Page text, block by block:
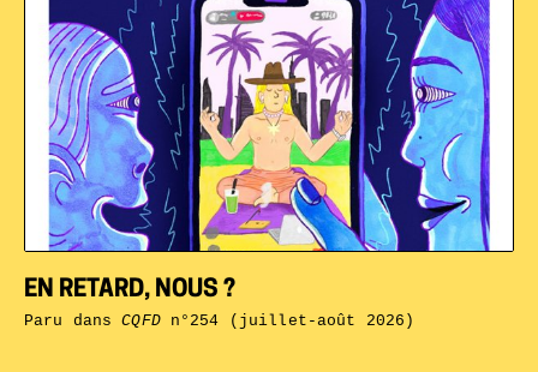
EN RETARD, NOUS ?
Paru dansCQFDn°254 (juillet-août 2026)